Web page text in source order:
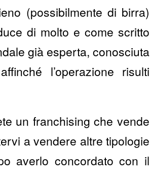
(possibilmente di birra)
di molto e come scritto
già esperta, conosciuta
l’operazione risulti
un franchising che vende
a vendere altre tipologie
averlo concordato con il